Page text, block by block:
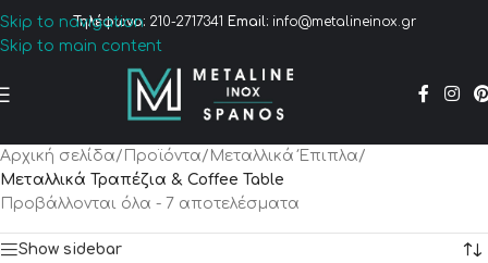
Skip to navigation
Skip to main content
Τηλέφωνο: 210-2717341 Email:info@metalineinox.gr
Αρχική σελίδα/ Προϊόντα/ Μεταλλικά Έπιπλα/
Μεταλλικά Τραπέζια & Coffee Table
Προβάλλονται όλα - 7 αποτελέσματα
Show sidebar